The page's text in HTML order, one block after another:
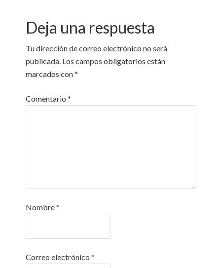
Deja una respuesta
Tu dirección de correo electrónico no será
publicada. Los campos obligatorios están
marcados con*
Comentario*
Nombre*
Correo electrónico*